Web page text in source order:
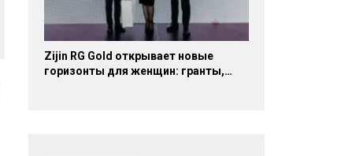
Zijin RG Gold открывает новые
горизонты для женщин: гранты,…